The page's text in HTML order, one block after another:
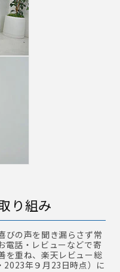
り組み
びの声を聞き漏らさず常
電話・レビューなどで寄
を重ね、楽天レビュー総
年９月23日時点）に